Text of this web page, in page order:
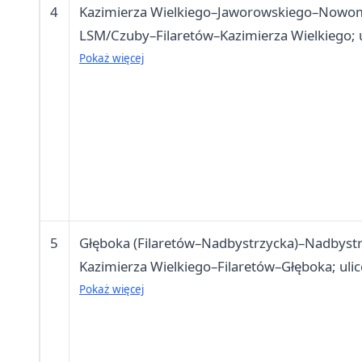
4
Kazimierza
LSM/Czuby–Filaretów–Kazimierza
(nieparzyste), Emancypantek, Faraona,
Pokaż więcej
5
Głęboka
Kazimierza Wielkiego–Filaretów–Głęboka;
Lasockiego 1-17 (nieparzyste), Lasockiego 2-
Pokaż więcej